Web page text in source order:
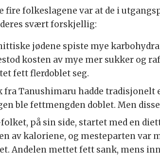
fire folkeslagene var at de i
svært forskjellig:
jødene spiste mye
kosten av mye mer sukker og
fett flerdoblet seg.
fra Tanushimaru hadde
ble fettmengden doblet. Men
på sin side, startet med en
av kaloriene, og mesteparten var
Andelen mettet fett sank, mens